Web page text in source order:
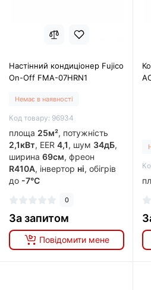
Настінний кондиціонер Fujico
On-Off FMA-07HRN1
Немає в наявності
Код товару: 96934
площа 25м², потужність
2,1кВт, EER 4,1, шум 34дБ,
ширина 69см, фреон
R410A, інвертор ні, обігрів
до -7°C
0
За запитом
Повідомити мене